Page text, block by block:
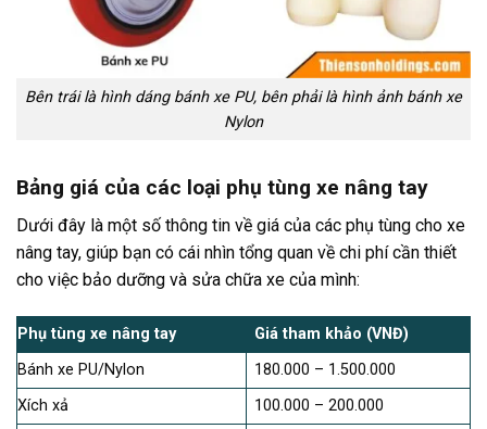
Bên trái là hình dáng bánh xe PU, bên phải là hình ảnh bánh xe
Nylon
Bảng giá của các loại phụ tùng xe nâng tay
Dưới đây là một số thông tin về giá của các phụ tùng cho xe
nâng tay, giúp bạn có cái nhìn tổng quan về chi phí cần thiết
cho việc bảo dưỡng và sửa chữa xe của mình:
Phụ tùng xe nâng tay Giá tham khảo (VNĐ)
Bánh xe PU/Nylon
180.000 – 1.500.000
Xích xả
100.000 – 200.000